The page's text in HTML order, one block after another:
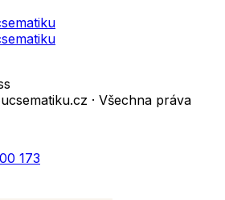
· Všechna práva
173